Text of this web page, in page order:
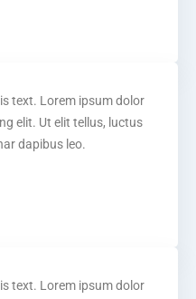
text. Lorem ipsum dolor
elit. Ut elit tellus, luctus
dapibus leo.
text. Lorem ipsum dolor